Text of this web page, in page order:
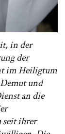
in der
der
im Heiligtum
und
an die
seit ihrer